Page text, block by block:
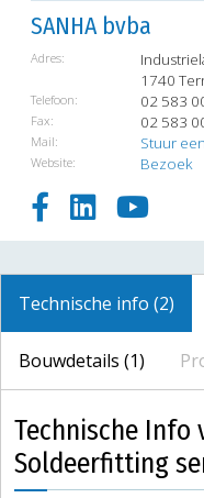
SANHA bvba
Adres:
1740
Telefoon: 02 583
Fax: 02 583
Mail: Stuur
Website: Bezoek
Technische info (2)
Bouwdetails (1)
Technische Info
Soldeerfitting